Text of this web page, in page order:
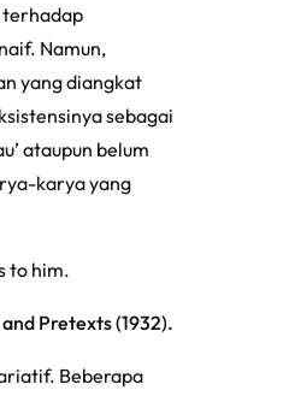
terhadap
Namun,
yang diangkat
sebagai
ataupun belum
karya yang
to him.
and Pretexts(1932).
Beberapa